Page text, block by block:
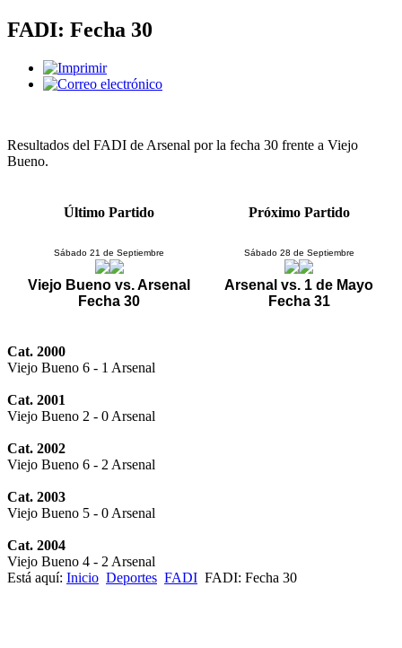
FADI: Fecha 30
Resultados del FADI de Arsenal por la fecha 30 frente a Viejo
Bueno.
Último Partido Próximo Partido
Sábado 21 de Septiembre
Viejo Bueno vs. Arsenal
Fecha 30
Sábado 28 de Septiembre
Arsenal vs. 1 de Mayo
Fecha 31
Cat. 2000
Viejo Bueno 6 - 1 Arsenal
Cat. 2001
Viejo Bueno 2 - 0 Arsenal
Cat. 2002
Viejo Bueno 6 - 2 Arsenal
Cat. 2003
Viejo Bueno 5 - 0 Arsenal
Cat. 2004
Viejo Bueno 4 - 2 Arsenal
Está aquí: Inicio Deportes FADI FADI: Fecha 30